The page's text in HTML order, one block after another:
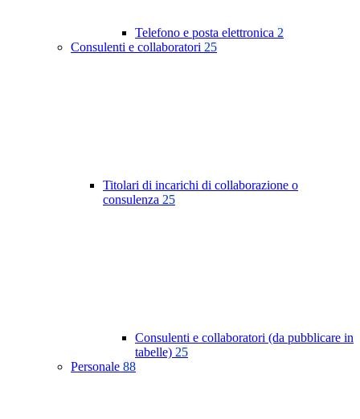
Telefono e posta elettronica 2
Consulenti e collaboratori 25
Titolari di incarichi di collaborazione o
consulenza 25
Consulenti e collaboratori (da pubblicare in
tabelle) 25
Personale 88